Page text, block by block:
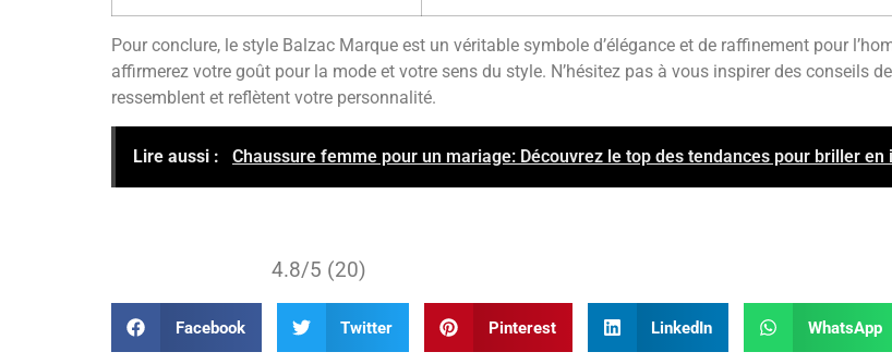
Pour conclure, le style Balzac Marque est un véritable symbole d’élégance et de raffinement pour
affirmerez votre goût pour la mode et votre sens du style. N’hésitez pas à vous inspirer des conseils
ressemblent et reflètent votre personnalité.
Lire aussi : Chaussure femme pour un mariage: Découvrez le top des tendances pour briller en
4.8/5 (20)
Facebook Twitter Pinterest LinkedIn WhatsApp